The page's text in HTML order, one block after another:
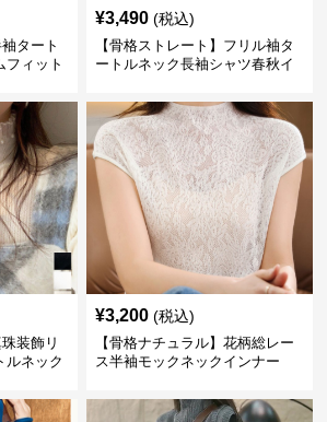
タート
フィット
¥3,490 (税込)
【骨格ストレート】フリル袖タ
ートルネック長袖シャツ春秋イ
装飾リ
ルネック
¥3,200 (税込)
【骨格ナチュラル】花柄総レー
ス半袖モックネックインナー